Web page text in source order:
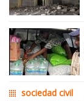
sociedad civil